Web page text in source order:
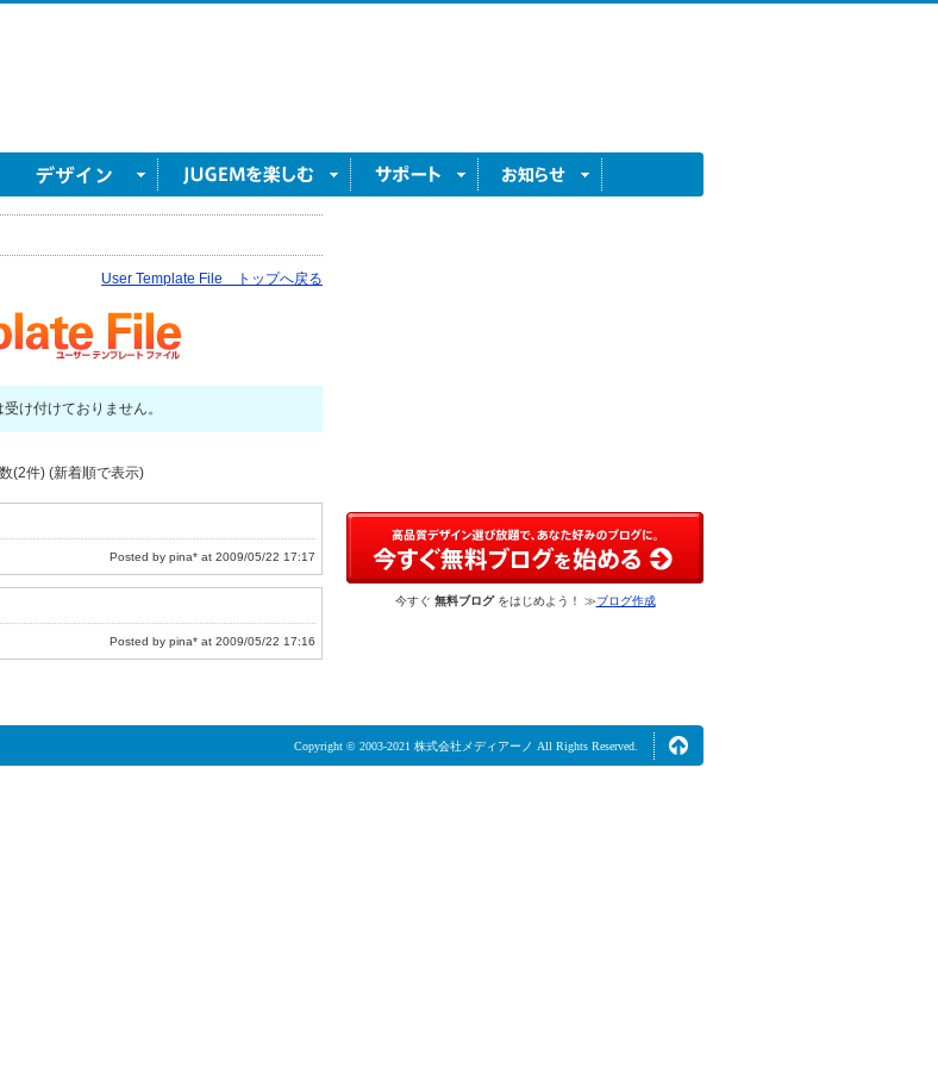
User Template File トップへ戻る
け付けておりません。
(2件) (新着順で表示)
Posted by pina* at 2009/05/22 17:17
Posted by pina* at 2009/05/22 17:16
今すぐ 無料ブログをはじめよう！ ≫ブログ作成
Copyright © 2003-2021 株式会社メディアーノ All Rights Reserved.